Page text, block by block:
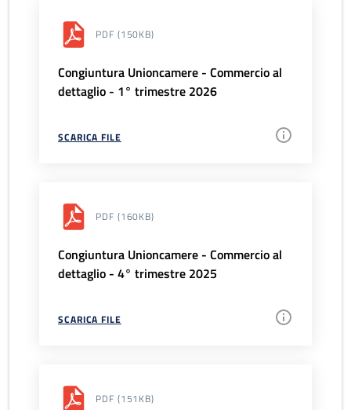
PDF (150KB)
Congiuntura Unioncamere - Commercio al
dettaglio - 1° trimestre 2026
SCARICA FILE
PDF (160KB)
Congiuntura Unioncamere - Commercio al
dettaglio - 4° trimestre 2025
SCARICA FILE
PDF (151KB)